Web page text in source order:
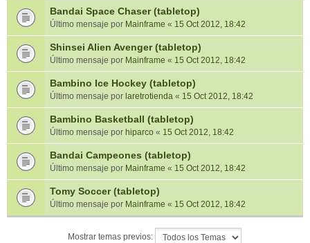
Bandai Space Chaser (tabletop)
Último mensaje por Mainframe « 15 Oct 2012, 18:42
Shinsei Alien Avenger (tabletop)
Último mensaje por Mainframe « 15 Oct 2012, 18:42
Bambino Ice Hockey (tabletop)
Último mensaje por laretrotienda « 15 Oct 2012, 18:42
Bambino Basketball (tabletop)
Último mensaje por hiparco « 15 Oct 2012, 18:42
Bandai Campeones (tabletop)
Último mensaje por Mainframe « 15 Oct 2012, 18:42
Tomy Soccer (tabletop)
Último mensaje por Mainframe « 15 Oct 2012, 18:42
Mostrar temas previos: